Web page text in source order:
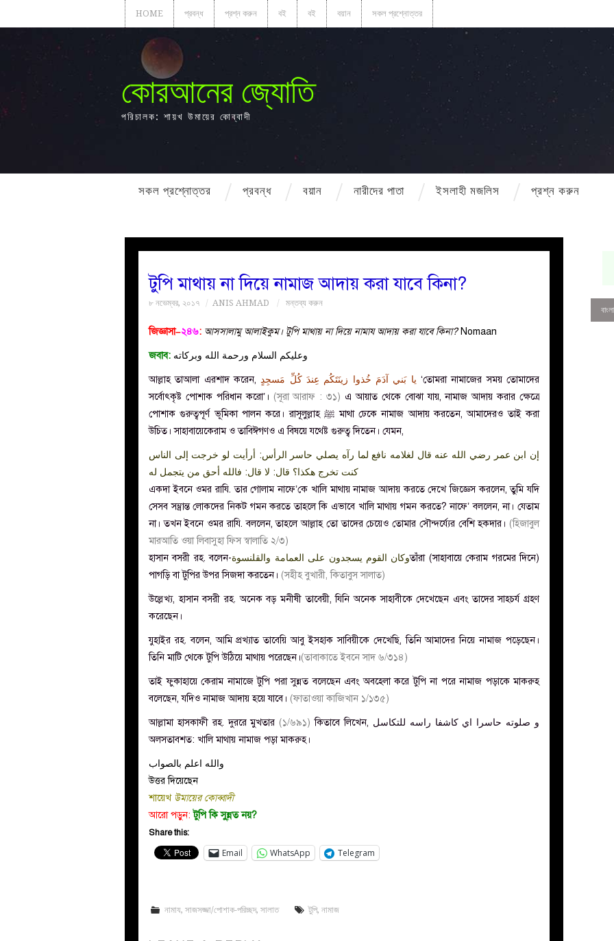
HOME প্রবন্ধ প্রশ্ন করুন বই বই বয়ান সকল প্রশ্নোত্তর
কোরআনের জ্যোতি
পরিচালক: শায়খ উমায়ের কোব্বাদী
সকল প্রশ্নোত্তর প্রবন্ধ বয়ান নারীদের পাতা ইসলাহী মজলিস প্রশ্ন করুন
টুপি মাথায় না দিয়ে নামাজ আদায় করা যাবে কিনা?
৮ নভেম্বর, ২০১৭ ANIS AHMAD মন্তব্য করুন
জিজ্ঞাসা–২৪৬: আসসালামু আলাইকুম। টুপি মাথায় না দিয়ে নামায আদায় করা যাবে কিনা? Nomaan
জবাব: وعليكم السلام ورحمة الله وبركاته
আল্লাহ তাআলা এরশাদ করেন, يا بَني آدَمَ خُذوا زينَتَكُم عِندَ كُلِّ مَسجِدٍ ‘তোমরা নামাজের সময় তোমাদের
সর্বোৎকৃষ্ট পোশাক পরিধান করো’। (সূরা আরাফ : ৩১) এ আয়াত থেকে বোঝা যায়, নামাজ আদায় করার ক্ষেত্রে
পোশাক গুরুত্বপূর্ণ ভূমিকা পালন করে। রাসূলুল্লাহ ﷺ মাথা ঢেকে নামাজ আদায় করতেন, আমাদেরও তাই করা
উচিত। সাহাবায়েকেরাম ও তাবিঈগণও এ বিষয়ে যথেষ্ট গুরুত্ব দিতেন। যেমন,
إن ابن عمر رضي الله عنه قال لغلامه نافع لما رآه يصلي حاسر الرأس: أرأيت لو خرجت إلى الناس
كنت تخرج هكذا؟ قال: لا قال: فالله أحق من يتجمل له
একদা ইবনে ওমর রাযি. তার গোলাম নাফে’কে খালি মাথায় নামাজ আদায় করতে দেখে জিজ্ঞেস করলেন, তুমি যদি
সেসব সম্ভ্রান্ত লোকদের নিকট গমন করতে তাহলে কি এভাবে খালি মাথায় গমন করতে? নাফে’ বললেন, না। যেতাম
না। তখন ইবনে ওমর রাযি. বললেন, তাহলে আল্লাহ তো তাদের চেয়েও তোমার সৌন্দর্য্যের বেশি হকদার। (হিজাবুল
মারআতি ওয়া লিবাসুহা ফিস স্বালাতি ২/৩)
হাসান বসরী রহ. বলেন-وكان القوم يسجدون على العمامة والقلنسوةতাঁরা (সাহাবায়ে কেরাম গরমের দিনে)
পাগড়ি বা টুপির উপর সিজদা করতেন। (সহীহ বুখারী, কিতাবুস সালাত)
উল্লেখ্য, হাসান বসরী রহ. অনেক বড় মনীষী তাবেয়ী, যিনি অনেক সাহাবীকে দেখেছেন এবং তাদের সাহচর্য গ্রহণ
করেছেন।
যুহাইর রহ. বলেন, আমি প্রখ্যাত তাবেয়ি আবু ইসহাক সাবিয়ীকে দেখেছি, তিনি আমাদের নিয়ে নামাজ পড়েছেন।
তিনি মাটি থেকে টুপি উঠিয়ে মাথায় পরেছেন।(তাবাকাতে ইবনে সাদ ৬/৩১৪)
তাই ফুকাহায়ে কেরাম নামাজে টুপি পরা সুন্নত বলেছেন এবং অবহেলা করে টুপি না পরে নামাজ পড়াকে মাকরুহ
বলেছেন, যদিও নামাজ আদায় হয়ে যাবে। (ফাতাওয়া কাজিখান ১/১৩৫)
আল্লামা হাসকাফী রহ. দুররে মুখতার (১/৬৯১) কিতাবে লিখেন, و صلوته حاسرا اي كاشفا راسه للتكاسل
অলসতাবশত: খালি মাথায় নামাজ পড়া মাকরুহ।
والله اعلم بالصواب
উত্তর দিয়েছেন
শায়েখ উমায়ের কোব্বাদী
আরো পড়ুন: টুপি কি সু্ন্নত নয়?
Share this:
Email WhatsApp Telegram
নামায,সাজসজ্জা/পোশাক-পরিচ্ছদ,সালাত টুপি,নামাজ